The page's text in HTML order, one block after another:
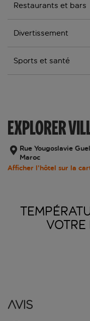
Restaurants et bars
Divertissement
Sports et santé
EXPLORER
Rue Yougoslavie
Maroc
Afficher l’hôtel sur la
VOTRE
Avis